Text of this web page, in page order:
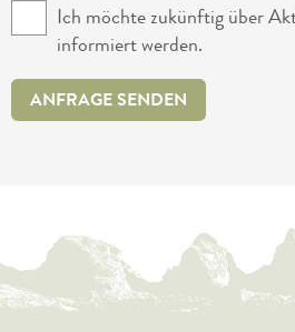
Ich möchte zukünftig über
informiert werden.
ANFRAGE SENDEN